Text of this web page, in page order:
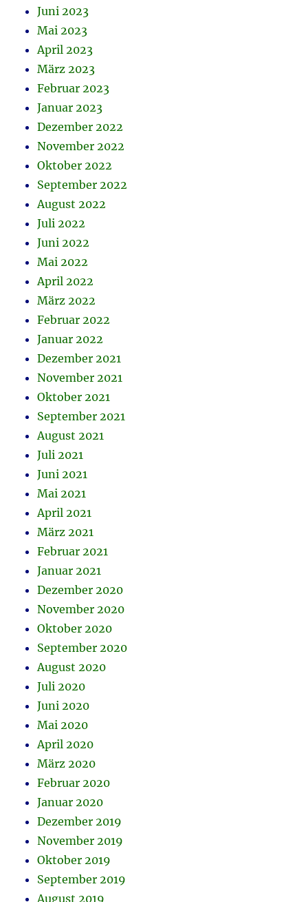
Juni 2023
Mai 2023
April 2023
März 2023
Februar 2023
Januar 2023
Dezember 2022
November 2022
Oktober 2022
September 2022
August 2022
Juli 2022
Juni 2022
Mai 2022
April 2022
März 2022
Februar 2022
Januar 2022
Dezember 2021
November 2021
Oktober 2021
September 2021
August 2021
Juli 2021
Juni 2021
Mai 2021
April 2021
März 2021
Februar 2021
Januar 2021
Dezember 2020
November 2020
Oktober 2020
September 2020
August 2020
Juli 2020
Juni 2020
Mai 2020
April 2020
März 2020
Februar 2020
Januar 2020
Dezember 2019
November 2019
Oktober 2019
September 2019
August 2019